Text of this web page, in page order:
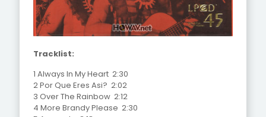
Tracklist:
1 Always In My Heart 2:30
2 Por Que Eres Asi? 2:02
3 Over The Rainbow 2:12
4 More Brandy Please 2:30